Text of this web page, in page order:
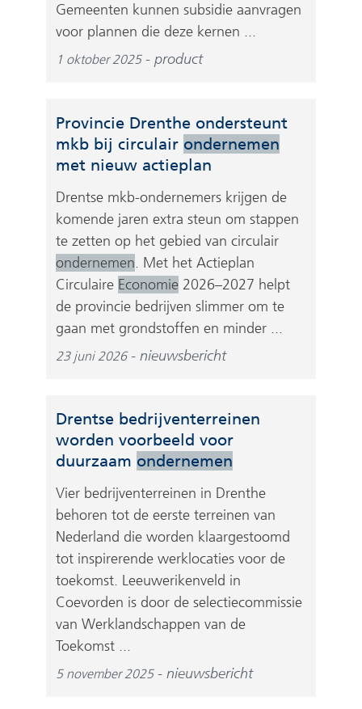
Gemeenten kunnen subsidie aanvragen
voor plannen die deze kernen ...
1 oktober 2025 product
Provincie Drenthe ondersteunt
mkb bij circulair ondernemen
met nieuw actieplan
Drentse mkb-ondernemers krijgen de
komende jaren extra steun om stappen
te zetten op het gebied van circulair
ondernemen. Met het Actieplan
Circulaire Economie2026–2027 helpt
de provincie bedrijven slimmer om te
gaan met grondstoffen en minder ...
23 juni 2026 nieuwsbericht
Drentse bedrijventerreinen
worden voorbeeld voor
duurzaam ondernemen
Vier bedrijventerreinen in Drenthe
behoren tot de eerste terreinen van
Nederland die worden klaargestoomd
tot inspirerende werklocaties voor de
toekomst. Leeuwerikenveld in
Coevorden is door de selectiecommissie
van Werklandschappen van de
Toekomst ...
5 november 2025 nieuwsbericht